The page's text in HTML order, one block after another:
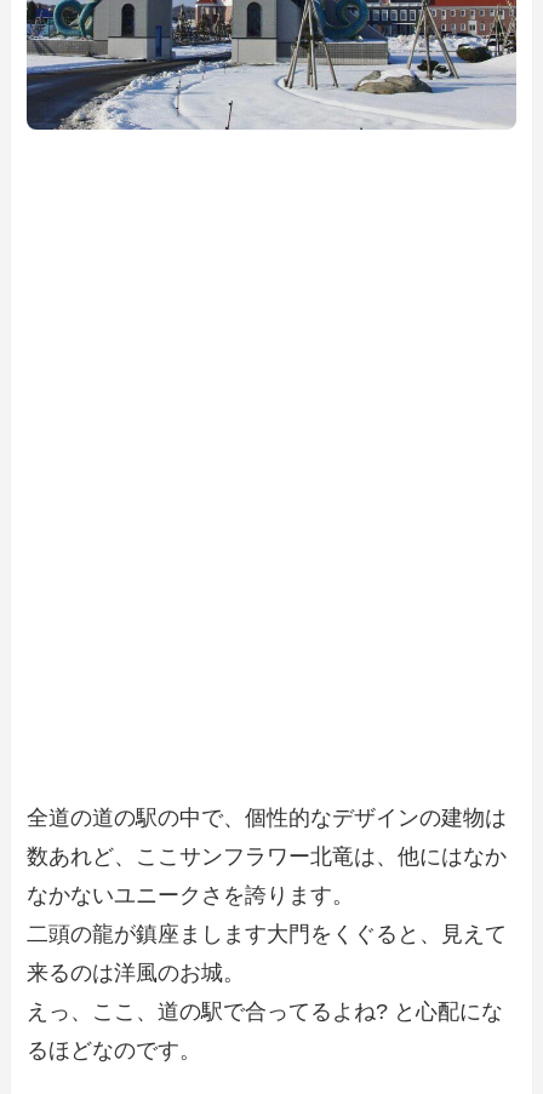
全道の道の駅の中で、個性的なデザインの建物は
数あれど、ここサンフラワー北竜は、他にはなか
なかないユニークさを誇ります。
二頭の龍が鎮座まします大門をくぐると、見えて
来るのは洋風のお城。
えっ、ここ、道の駅で合ってるよね? と心配にな
るほどなのです。